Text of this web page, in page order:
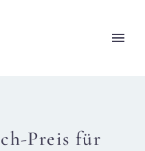
Preis für